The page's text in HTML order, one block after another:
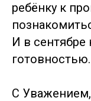
ребёнку к
И в сентябре
готовностью.
С